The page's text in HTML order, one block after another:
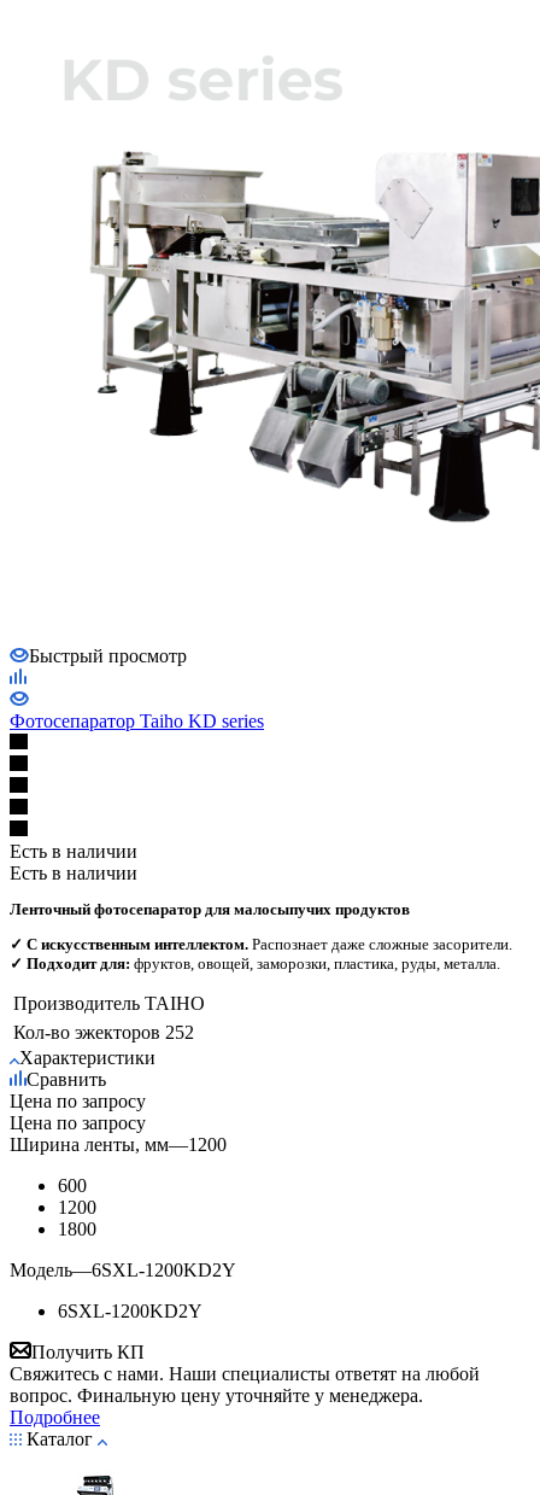
Быстрый просмотр
Фотосепаратор Taiho KD series
Есть в наличии
Есть в наличии
Ленточный фотосепаратор для малосыпучих продуктов
✓ С искусственным интеллектом. Распознает даже сложные засорители.
✓ Подходит для: фруктов, овощей, заморозки, пластика, руды, металла.
Производитель TAIHO
Кол-во эжекторов 252
Характеристики
Сравнить
Цена по запросу
Цена по запросу
Ширина ленты, мм—1200
600
1200
1800
Модель—6SXL-1200KD2Y
6SXL-1200KD2Y
Получить КП
Свяжитесь с нами. Наши специалисты ответят на любой
вопрос. Финальную цену уточняйте у менеджера.
Подробнее
Каталог